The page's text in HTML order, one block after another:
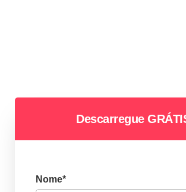
Descarregue
Nome*